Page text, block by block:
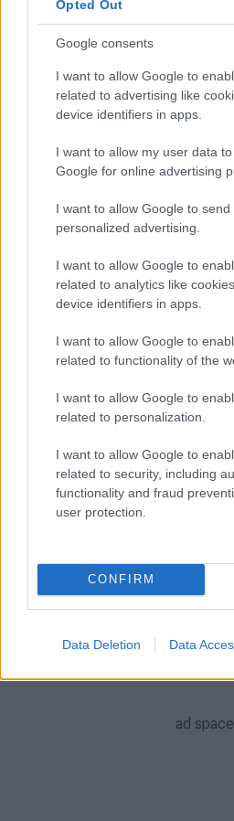
Opted Out
Google consents
I want to allow Google to
related to advertising like
device identifiers in apps.
I want to allow my user data
Google for online advertising
I want to allow Google to send
personalized advertising.
I want to allow Google to
related to analytics like
device identifiers in apps.
I want to allow Google to
related to functionality of the
I want to allow Google to
related to personalization.
I want to allow Google to
related to security, including
functionality and fraud
user protection.
CONFIRM
Data Deletion Data
Travel|23.10.2021 07:25
Τα έχει όλα: Ρομαντικό
ωραιότερα χωριά της
ΑΛΛΑ #TAGS
ειδήσεις τώρα
έκτακτο δελτίο